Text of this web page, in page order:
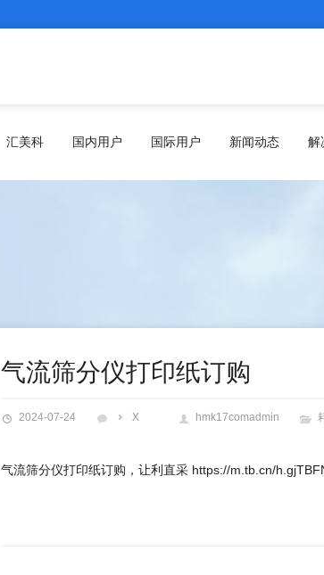
汇美科 国内用户 国际用户 新闻动态 解
气流筛分仪打印纸订购
2024-07-24 X hmk17comadmin
气流筛分仪打印纸订购，让利直采 https://m.tb.cn/